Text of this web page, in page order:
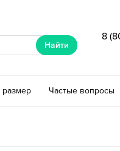
Найти
8
размер Частые вопросы